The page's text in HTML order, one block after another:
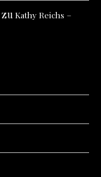
zu Kathy Reichs –